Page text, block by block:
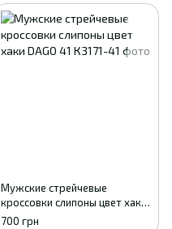
Мужские стрейчевые
кроссовки слипоны цвет хаки
DAGO 41
700 грн